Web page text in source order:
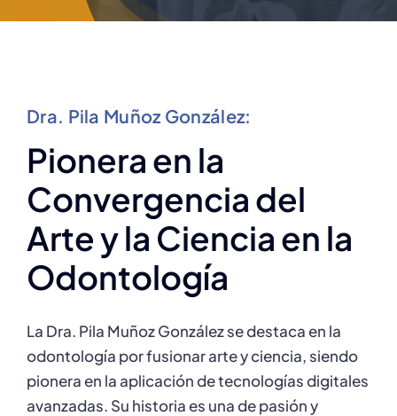
Dra. Pila Muñoz González:
Pionera en la
Convergencia del
Arte y la Ciencia en la
Odontología
La Dra. Pila Muñoz González se destaca en la
odontología por fusionar arte y ciencia, siendo
pionera en la aplicación de tecnologías digitales
avanzadas. Su historia es una de pasión y